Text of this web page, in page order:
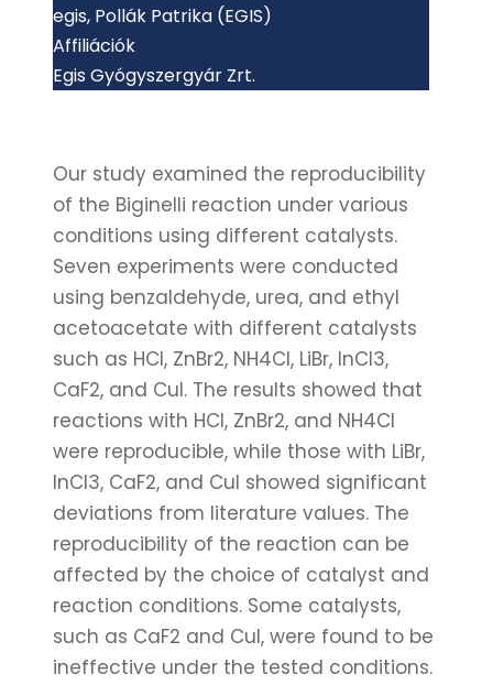
egis, Pollák Patrika (EGIS)
Affiliációk
Egis Gyógyszergyár Zrt.
Our study examined the reproducibility
of the Biginelli reaction under various
conditions using different catalysts.
Seven experiments were conducted
using benzaldehyde, urea, and ethyl
acetoacetate with different catalysts
such as HCl, ZnBr2, NH4Cl, LiBr, InCl3,
CaF2, and CuI. The results showed that
reactions with HCl, ZnBr2, and NH4Cl
were reproducible, while those with LiBr,
InCl3, CaF2, and CuI showed significant
deviations from literature values. The
reproducibility of the reaction can be
affected by the choice of catalyst and
reaction conditions. Some catalysts,
such as CaF2 and CuI, were found to be
ineffective under the tested conditions.